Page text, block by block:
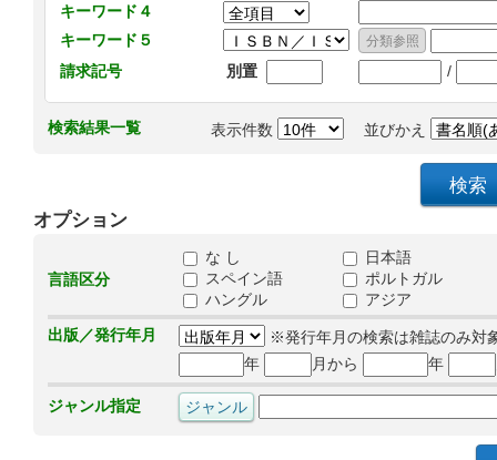
キーワード４
キーワード５
請求記号
別置 /
検索結果一覧 表示件数 並びかえ
オプション
言語区分
な し
日本語
スペイン語
ポルトガル
ハングル
アジア
出版／発行年月
※発行年月の検索は雑誌のみ対
年
月から 年
ジャンル指定